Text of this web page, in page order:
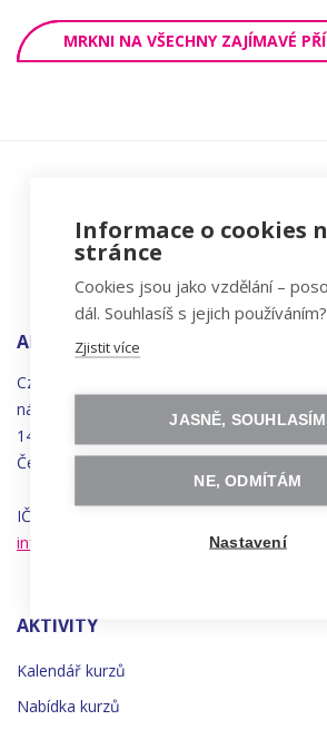
MRKNI NA VŠECHNY ZAJÍMAVÉ
ADRESA
Czechitas, z.ú.
náměstí
Synků 1748/17
140 00 Praha 4 - Nusle
Česká republika
IČO 22834958 | DIČ CZ22834958
info@czechitas.cz
AKTIVITY
Kalendář kurzů
Nabídka kurzů
Informace o cookies
stránce
Cookies jsou jako vzdělání –
dál. Souhlasíš s jejich používáním?
Zjistit více
JASNĚ, SOUHLASÍM
NE, ODMÍTÁM
Nastavení